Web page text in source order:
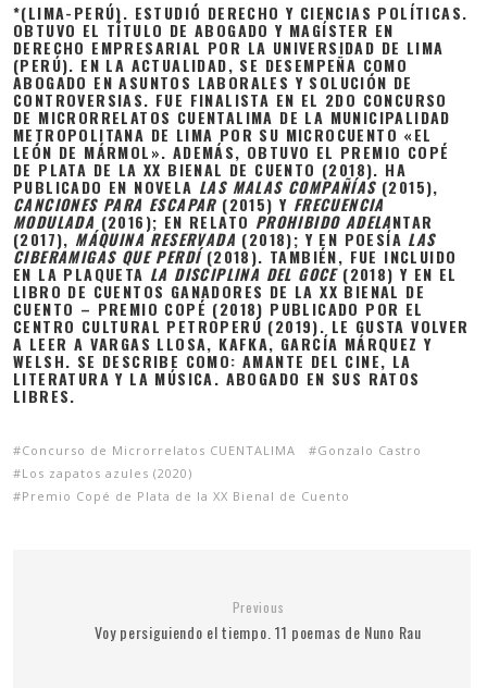
*(LIMA-PERÚ). ESTUDIÓ DERECHO Y CIENCIAS POLÍTICAS.
OBTUVO EL TÍTULO DE ABOGADO Y MAGÍSTER EN
DERECHO EMPRESARIAL POR LA UNIVERSIDAD DE LIMA
(PERÚ). EN LA ACTUALIDAD, SE DESEMPEÑA COMO
ABOGADO EN ASUNTOS LABORALES Y SOLUCIÓN DE
CONTROVERSIAS. FUE FINALISTA EN EL 2DO CONCURSO
DE MICRORRELATOS CUENTALIMA DE LA MUNICIPALIDAD
METROPOLITANA DE LIMA POR SU MICROCUENTO «EL
LEÓN DE MÁRMOL». ADEMÁS, OBTUVO EL PREMIO COPÉ
DE PLATA DE LA XX BIENAL DE CUENTO (2018). HA
PUBLICADO EN NOVELA LAS MALAS COMPAÑÍAS(2015),
CANCIONES PARA ESCAPAR (2015) Y FRECUENCIA
MODULADA (2016); EN RELATO PROHIBIDO ADELANTAR
(2017), MÁQUINA RESERVADA (2018); Y EN POESÍA LAS
CIBERAMIGAS QUE PERDÍ(2018). TAMBIÉN, FUE INCLUIDO
EN LA PLAQUETA LA DISCIPLINA DEL GOCE(2018) Y EN EL
LIBRO DE CUENTOS GANADORES DE LA XX BIENAL DE
CUENTO – PREMIO COPÉ (2018) PUBLICADO POR EL
CENTRO CULTURAL PETROPERÚ (2019). LE GUSTA VOLVER
A LEER A VARGAS LLOSA, KAFKA, GARCÍA MÁRQUEZ Y
WELSH. SE DESCRIBE COMO: AMANTE DEL CINE, LA
LITERATURA Y LA MÚSICA. ABOGADO EN SUS RATOS
LIBRES.
Concurso de Microrrelatos CUENTALIMA
Gonzalo Castro
Los zapatos azules (2020)
Premio Copé de Plata de la XX Bienal de Cuento
Previous
Voy persiguiendo el tiempo. 11 poemas de Nuno Rau